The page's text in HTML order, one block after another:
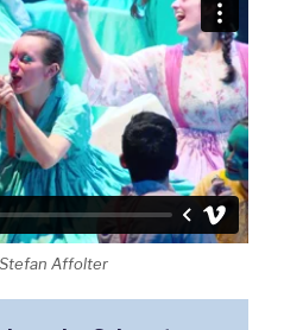
Affolter